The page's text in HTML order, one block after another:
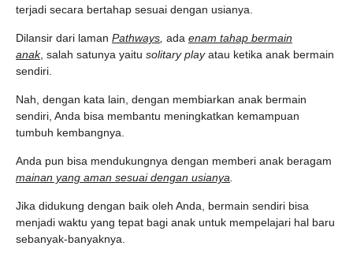
terjadi secara bertahap sesuai dengan usianya.
Dilansir dari laman Pathways ada enam tahap bermain
anak, salah satunya yaitu solitary playatau ketika anak bermain
sendiri.
Nah, dengan kata lain, dengan membiarkan anak bermain
sendiri, Anda bisa membantu meningkatkan kemampuan
tumbuh kembangnya.
Anda pun bisa mendukungnya dengan memberi anak beragam
mainan yang aman sesuai dengan usianya
Jika didukung dengan baik oleh Anda, bermain sendiri bisa
menjadi waktu yang tepat bagi anak untuk mempelajari hal baru
sebanyak-banyaknya.